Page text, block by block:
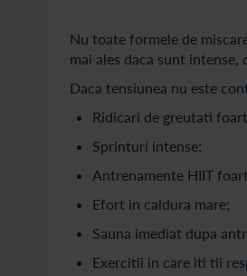
Nu toate formele de
mai ales daca sunt
Daca tensiunea nu este
Ridicari de greutati
Sprinturi intense;
Antrenamente HIIT
Efort in caldura mare;
Sauna imediat dupa
Exercitii in care iti tii